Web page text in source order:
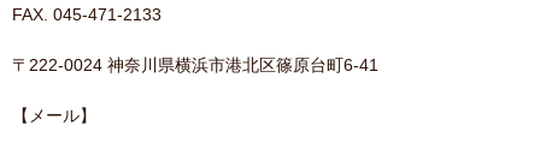
FAX. 045-471-2133
〒222-0024 神奈川県横浜市港北区篠原台町6-41
【メール】